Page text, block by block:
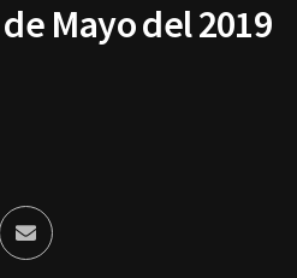
Mayo del 2019
Enviar
por